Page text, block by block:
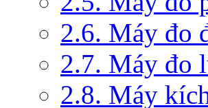
2.6. Máy đo
2.7. Máy đo
2.8. Máy